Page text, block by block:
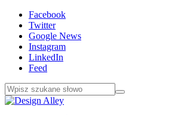
Facebook
Twitter
Google News
Instagram
LinkedIn
Feed